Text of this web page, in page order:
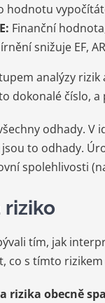
hodnotu
Finanční
snižuje EF,
analýzy
dokonalé číslo,
všechny odhady.
to odhady.
spolehlivosti
riziko
tím, jak
co s tímto rizikem
rizika obecně